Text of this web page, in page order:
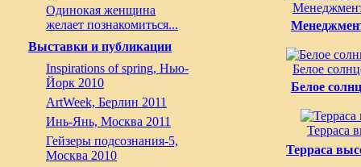
Одинокая женщина
желает познакомиться...
Выставки и публикации
Inspirations of spring, Нью-
Йорк 2010
ArtWeek, Берлин 2011
Инь-Янь, Москва 2011
Гейзеры подсознания-5,
Москва 2010
Белое
Белое
Терраса
Терраса